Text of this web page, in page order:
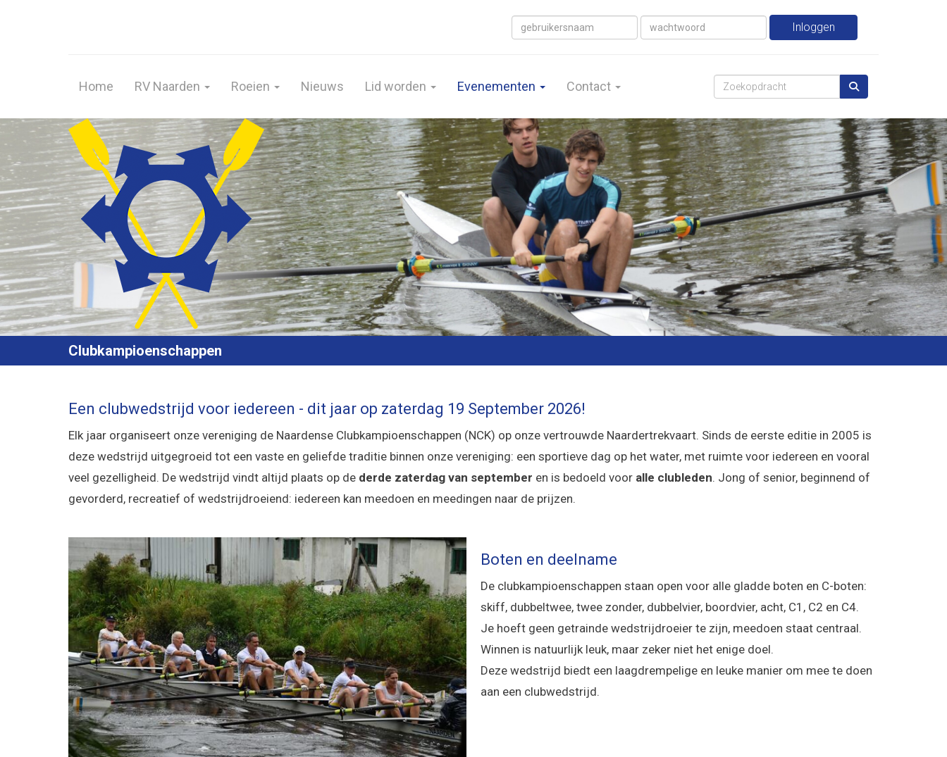
Inloggen
Home RV Naarden Roeien Nieuws Lid worden Evenementen Contact
Clubkampioenschappen
Een clubwedstrijd voor iedereen - dit jaar op zaterdag 19 September 2026!
Elk jaar organiseert onze vereniging de Naardense Clubkampioenschappen (NCK) op onze vertrouwde Naardertrekvaart. Sinds de eerste editie in 2005 is
deze wedstrijd uitgegroeid tot een vaste en geliefde traditie binnen onze vereniging: een sportieve dag op het water, met ruimte voor iedereen en vooral
veel gezelligheid. De wedstrijd vindt altijd plaats op de derde zaterdag van september en is bedoeld voor alle clubleden. Jong of senior, beginnend of
gevorderd, recreatief of wedstrijdroeiend: iedereen kan meedoen en meedingen naar de prijzen.
Boten en deelname
De clubkampioenschappen staan open voor alle gladde boten en C-boten:
skiff, dubbeltwee, twee zonder, dubbelvier, boordvier, acht, C1, C2 en C4.
Je hoeft geen getrainde wedstrijdroeier te zijn, meedoen staat centraal.
Winnen is natuurlijk leuk, maar zeker niet het enige doel.
Deze wedstrijd biedt een laagdrempelige en leuke manier om mee te doen
aan een clubwedstrijd.